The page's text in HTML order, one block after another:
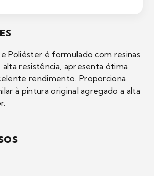
Poliéster é formulado com resinas
resistência, apresenta ótima
rendimento. Proporciona
à pintura original agregado a alta